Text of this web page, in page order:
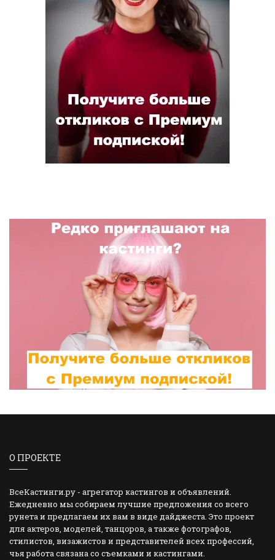
О ПРОЕКТЕ
ВсеКастинги.ру - агрегатор кастингов и объявлений.
Ежедневно мы собираем лучшие предложения со всего
рунета и предлагаем их вам в виде дайджеста. Это проект
для актеров, моделей, танцоров, а также фотографов,
стилистов, визажистов и представителей всех профессий,
чья работа связана со съемками и кастингами.